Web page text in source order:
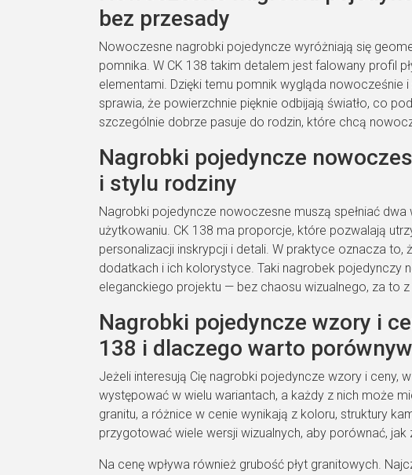
bez przesady
Nowoczesne nagrobki pojedyncze wyróżniają się
pomnika. W CK 138 takim detalem jest falowany profil
elementami. Dzięki temu pomnik wygląda
sprawia, że powierzchnie pięknie odbijają światło, co
szczególnie dobrze pasuje do rodzin, które chcą
Nagrobki pojedyncze
i stylu rodziny
Nagrobki pojedyncze nowoczesne muszą spełniać
użytkowaniu. CK 138 ma proporcje, które pozwalają
personalizacji inskrypcji i detali. W praktyce oznacza
dodatkach i ich kolorystyce. Taki nagrobek pojedynczy
eleganckiego projektu — bez chaosu wizualnego, za to
Nagrobki pojedyncze wzory i
138 i dlaczego warto
Jeżeli interesują Cię nagrobki pojedyncze wzory i ceny,
występować w wielu wariantach, a każdy z nich może
granitu, a różnice w cenie wynikają z koloru, struktury
przygotować wiele wersji wizualnych, aby porównać,
Na cenę wpływa również grubość płyt granitowych.